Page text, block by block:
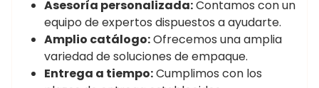
Asesoría personalizada:Contamos con un
equipo de expertos dispuestos a ayudarte.
Amplio catálogo:Ofrecemos una amplia
variedad de soluciones de empaque.
Entrega a tiempo:Cumplimos con los